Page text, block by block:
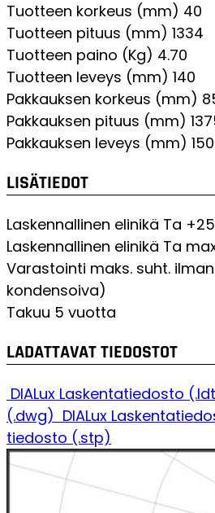
Tuotteen korkeus (mm) 40
Tuotteen pituus (mm) 1334
Tuotteen paino (Kg) 4.70
Tuotteen leveys (mm) 140
Pakkauksen korkeus (mm)
Pakkauksen pituus (mm)
Pakkauksen leveys (mm) 150
LISÄTIEDOT
Laskennallinen elinikä Ta
Laskennallinen elinikä Ta
Varastointi maks. suht.
kondensoiva)
Takuu 5 vuotta
LADATTAVAT TIEDOSTOT
DIALux Laskentatiedosto
(.dwg) DIALux
tiedosto (.stp)